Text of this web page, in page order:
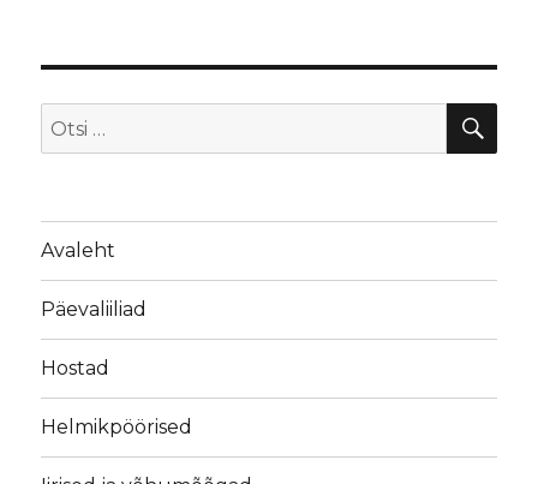
Otsi:
Avaleht
Päevaliiliad
Hostad
Helmikpöörised